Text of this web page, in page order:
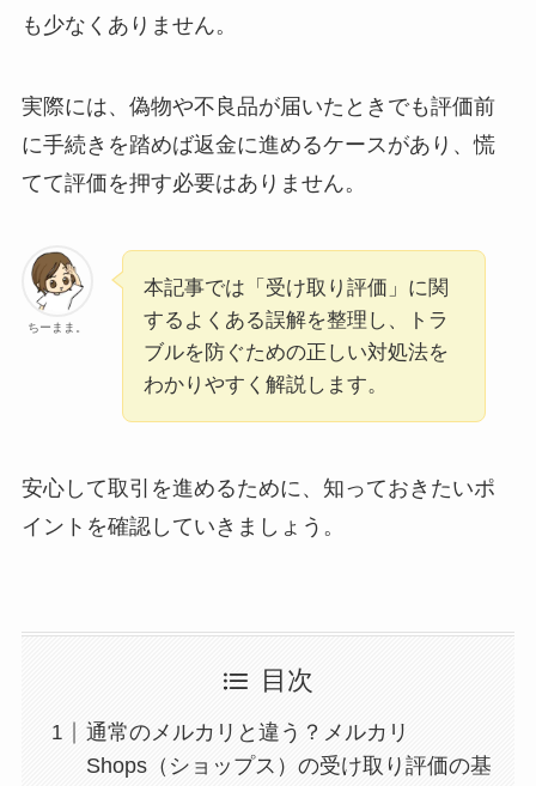
も少なくありません。
実際には、偽物や不良品が届いたときでも評価前
に手続きを踏めば返金に進めるケースがあり、慌
てて評価を押す必要はありません。
ちーまま。
本記事では「受け取り評価」に関
するよくある誤解を整理し、トラ
ブルを防ぐための正しい対処法を
わかりやすく解説します。
安心して取引を進めるために、知っておきたいポ
イントを確認していきましょう。
目次
通常のメルカリと違う？メルカリ
Shops（ショップス）の受け取り評価の基